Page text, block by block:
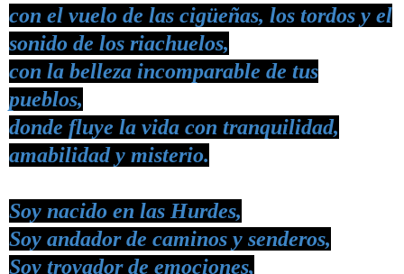
con el vuelo de las cigüeñas, los tordos y el
sonido de los riachuelos,
con la belleza incomparable de tus
pueblos,
donde fluye la vida con tranquilidad,
amabilidad y misterio.
Soy nacido en las Hurdes,
Soy andador de caminos y senderos,
Soy trovador de emociones,